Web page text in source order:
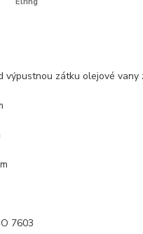
výpustnou zátku olejové vany
7603